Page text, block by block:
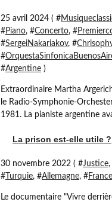
25 avril 2024 ( #
#Piano, #Concerto, #
#SergeiNakariakov, #
#
#Argentine )
Extraordinaire Martha
le Radio-Symphonie-
1981. La pianiste argentine
La prison est-elle utile ?
30 novembre 2022 ( #Justice,
# Turquie, #Allemagne, #France
Le documentaire "Vivre